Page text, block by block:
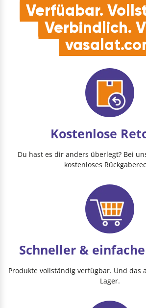
Verfügbar.
Verbindlich.
Kostenlose
Du hast es dir anders überlegt? Bei
kostenloses
Schneller &
Produkte vollständig verfügbar. Und das
Lager.